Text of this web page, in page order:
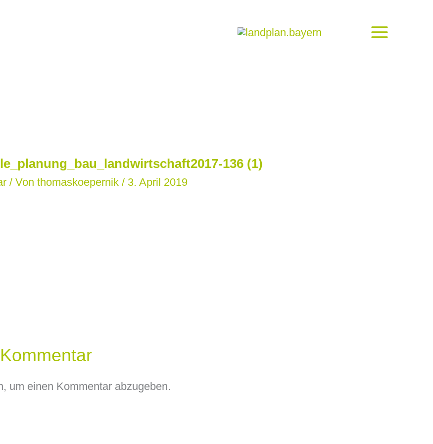
136 (1)
/ Von thomaskoepernik / 3. April 2019
um einen Kommentar abzugeben.